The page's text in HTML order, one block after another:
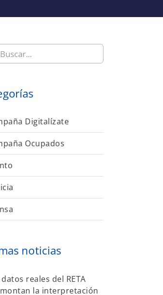
Digitalízate
Ocupados
noticias
datos reales del RETA
la interpretación